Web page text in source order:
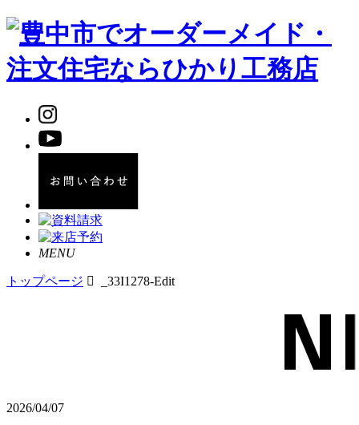
MENU
トップページ _33I1278-Edit
2026/04/07